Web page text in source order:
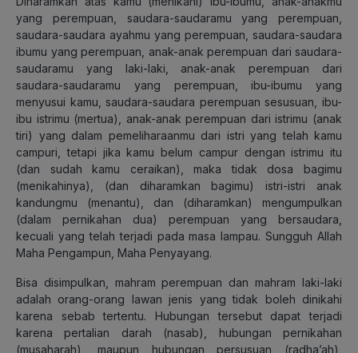
yang perempuan, saudara-saudaramu yang perempuan,
saudara-saudara ayahmu yang perempuan, saudara-saudara
ibumu yang perempuan, anak-anak perempuan dari saudara-
saudaramu yang laki-laki, anak-anak perempuan dari
saudara-saudaramu yang perempuan, ibu-ibumu yang
menyusui kamu, saudara-saudara perempuan sesusuan, ibu-
ibu istrimu (mertua), anak-anak perempuan dari istrimu (anak
tiri) yang dalam pemeliharaanmu dari istri yang telah kamu
campuri, tetapi jika kamu belum campur dengan istrimu itu
(dan sudah kamu ceraikan), maka tidak dosa bagimu
(menikahinya), (dan diharamkan bagimu) istri-istri anak
kandungmu (menantu), dan (diharamkan) mengumpulkan
(dalam pernikahan dua) perempuan yang bersaudara,
kecuali yang telah terjadi pada masa lampau. Sungguh Allah
Maha Pengampun, Maha Penyayang.
Bisa disimpulkan, mahram perempuan dan mahram laki-laki
adalah orang-orang lawan jenis yang tidak boleh dinikahi
karena sebab tertentu. Hubungan tersebut dapat terjadi
karena pertalian darah (nasab), hubungan pernikahan
(musaharah), maupun hubungan persusuan (radha’ah),